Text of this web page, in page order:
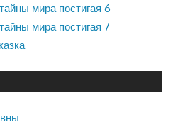
мира постигая 6
мира постигая 7